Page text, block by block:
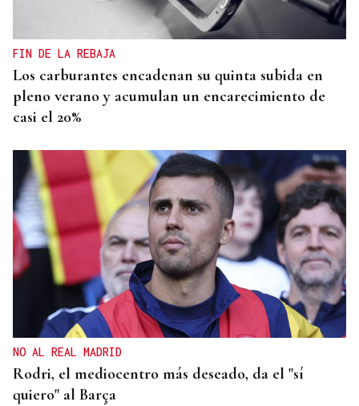
FIN DE LA REBAJA
Los carburantes encadenan su quinta subida en
pleno verano y acumulan un encarecimiento de
casi el 20%
NO AL REAL MADRID
Rodri, el mediocentro más deseado, da el "sí
quiero" al Barça